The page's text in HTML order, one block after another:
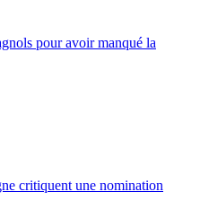
pour avoir manqué la
critiquent une nomination